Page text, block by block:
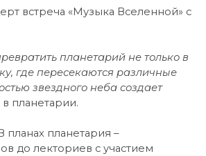
встреча «Музыка Вселенной» с
планетарий не только в
где пересекаются различные
звездного неба создает
в планетарии.
планетария –
до лекториев с участием